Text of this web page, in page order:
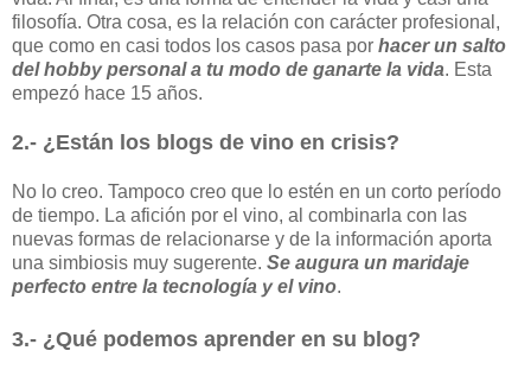
filosofía. Otra cosa, es la relación con carácter profesional,
que como en casi todos los casos pasa por hacer un salto
del hobby personal a tu modo de ganarte la vida. Esta
empezó hace 15 años.
2.- ¿Están los blogs de vino en crisis?
No lo creo. Tampoco creo que lo estén en un corto período
de tiempo. La afición por el vino, al combinarla con las
nuevas formas de relacionarse y de la información aporta
una simbiosis muy sugerente. Se augura un maridaje
perfecto entre la tecnología y el vino.
3.- ¿Qué podemos aprender en su blog?